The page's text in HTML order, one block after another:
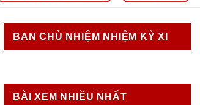
BAN CHỦ NHIỆM NHIỆM KỲ XI
BÀI XEM NHIỀU NHẤT